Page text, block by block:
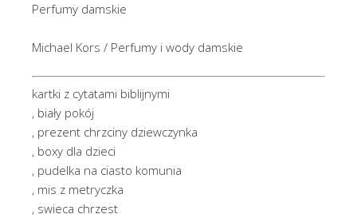
Perfumy damskie
Michael Kors / Perfumy i wody damskie
kartki z cytatami biblijnymi
, biały pokój
, prezent chrzciny dziewczynka
, boxy dla dzieci
, pudelka na ciasto komunia
, mis z metryczka
, swieca chrzest